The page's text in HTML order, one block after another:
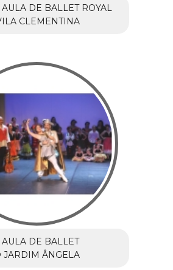
DE BALLET ROYAL
CLEMENTINA
DE BALLET
JARDIM ÂNGELA